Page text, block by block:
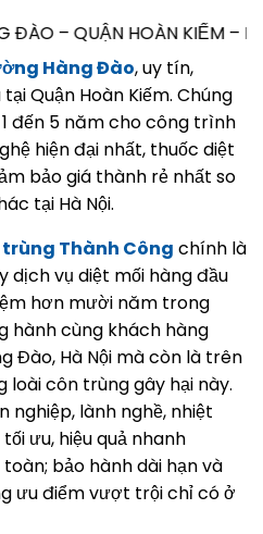
KIẾM – HÀ NỘI CẦN
Hàng Đào, uy tín,
Quận Hoàn Kiếm. Chúng
đến 5 năm cho công trình
hiện đại nhất, thuốc diệt
bảo giá thành rẻ nhất so
tại Hà Nội.
Thành Công chính là
vụ diệt mối hàng đầu
hơn mười năm trong
hành cùng khách hàng
Đào, Hà Nội mà còn là trên
loài côn trùng gây hại này.
nghiệp, lành nghề, nhiệt
ưu, hiệu quả nhanh
bảo hành dài hạn và
ưu điểm vượt trội chỉ có ở